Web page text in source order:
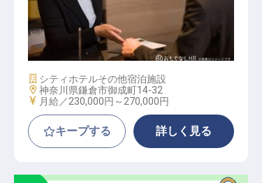
ナイトフロントマネージャー
施設業態
シティホテルその他宿泊施設
勤務地
神奈川県鎌倉市御成町14-32
給与
月給／230,000円～ 270,000円
キープする 詳しく見る